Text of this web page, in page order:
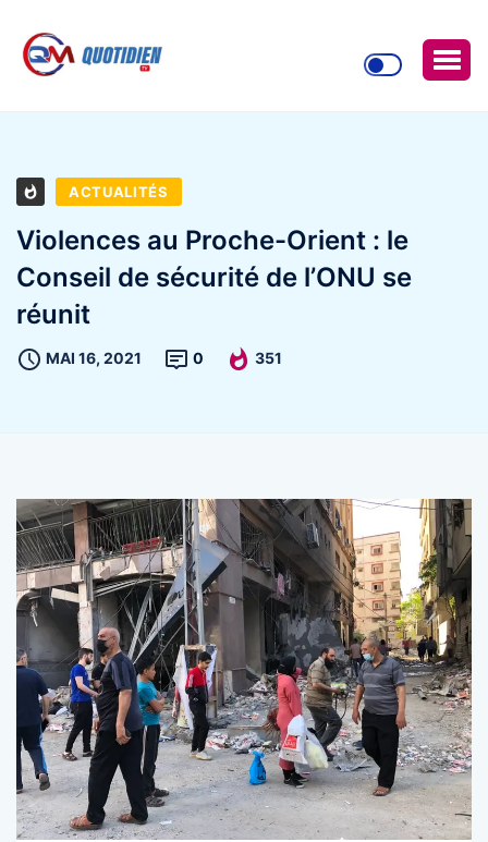
ACTUALITÉS
Violences au Proche-Orient : le
Conseil de sécurité de l’ONU se
réunit
MAI 16, 2021 0 351